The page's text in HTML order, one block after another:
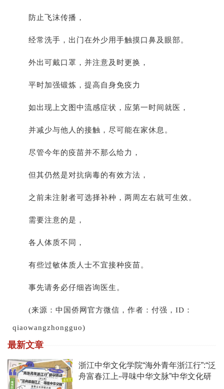
防止飞沫传播，
经常洗手，出门在外少用手触摸口鼻及眼部。
外出可戴口罩，并注意及时更换，
平时加强锻炼，提高自身免疫力
如出现上文图中流感症状，应第一时间就医，
并减少与他人的接触，尽可能在家休息。
尽管今年的疫苗并不那么给力，
但其仍然是对抗病毒的有效方法，
之前未注射者可选择补种，两周左右就可生效。
需要注意的是，
各人体质不同，
有些过敏体质人士不宜接种疫苗。
事先请务必仔细咨询医生。
(来源：中国侨网官方微信，作者：付强，ID：
qiaowangzhongguo)
最新文章
浙江中华文化学院“海外青年浙江行”:“泛
舟富春江上-寻味中华文脉”中华文化研